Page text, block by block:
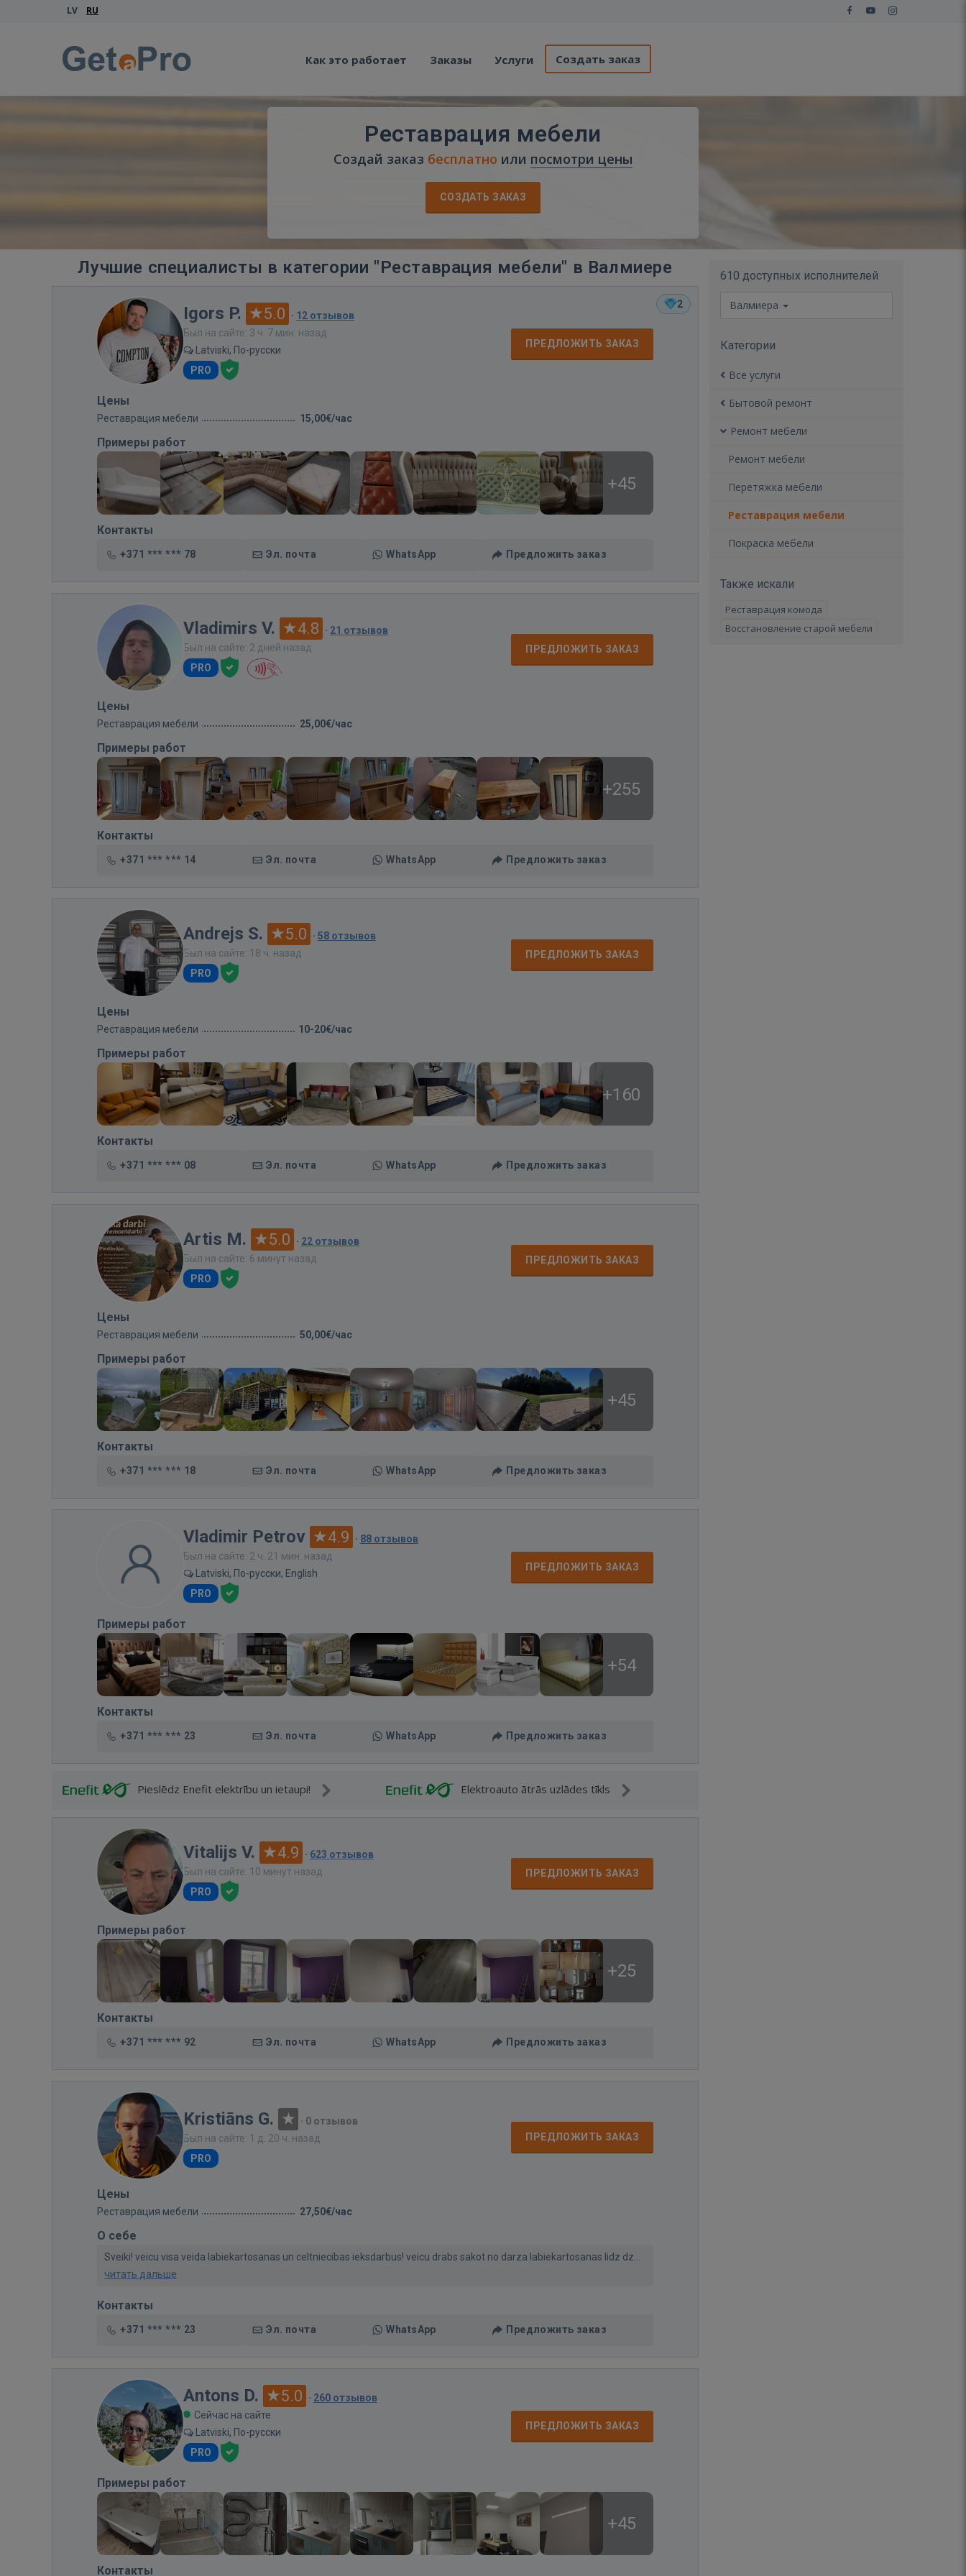
LV RU
Как это работает Заказы Услуги Создать заказ
Реставрация мебели
Создай заказ бесплатно или посмотри цены
СОЗДАТЬ ЗАКАЗ
Лучшие специалисты в категории "Реставрация мебели" в Валмиере
2
Igors P. 5.0 · 12 отзывов
Был на сайте: 3 ч. 7 мин. назад
Latviski, По-русски
PRO
ПРЕДЛОЖИТЬ ЗАКАЗ
Цены
Реставрация мебели 15,00€/час
Примеры работ
+45
Контакты
+371 *** *** 78 Эл. почта WhatsApp Предложить заказ
Vladimirs V. 4.8 · 21 отзывов
Был на сайте: 2 дней назад
PRO
ПРЕДЛОЖИТЬ ЗАКАЗ
Цены
Реставрация мебели 25,00€/час
Примеры работ
+255
Контакты
+371 *** *** 14 Эл. почта WhatsApp Предложить заказ
Andrejs S. 5.0 · 58 отзывов
Был на сайте: 18 ч. назад
PRO
ПРЕДЛОЖИТЬ ЗАКАЗ
Цены
Реставрация мебели 10-20€/час
Примеры работ
+160
Контакты
+371 *** *** 08 Эл. почта WhatsApp Предложить заказ
Artis M. 5.0 · 22 отзывов
Был на сайте: 6 минут назад
PRO
ПРЕДЛОЖИТЬ ЗАКАЗ
Цены
Реставрация мебели 50,00€/час
Примеры работ
+45
Контакты
+371 *** *** 18 Эл. почта WhatsApp Предложить заказ
Vladimir Petrov 4.9 · 88 отзывов
Был на сайте: 2 ч. 21 мин. назад
Latviski, По-русски, English
PRO
ПРЕДЛОЖИТЬ ЗАКАЗ
Примеры работ
+54
Контакты
+371 *** *** 23 Эл. почта WhatsApp Предложить заказ
Pieslēdz Enefit elektrību un ietaupi! Elektroauto ātrās uzlādes tīkls
Vitalijs V. 4.9 · 623 отзывов
Был на сайте: 10 минут назад
PRO
ПРЕДЛОЖИТЬ ЗАКАЗ
Примеры работ
+25
Контакты
+371 *** *** 92 Эл. почта WhatsApp Предложить заказ
Kristiāns G. · 0 отзывов
Был на сайте: 1 д. 20 ч. назад
PRO
ПРЕДЛОЖИТЬ ЗАКАЗ
Цены
Реставрация мебели 27,50€/час
О себе
Sveiki! veicu visa veida labiekartosanas un celtniecibas ieksdarbus! veicu drabs sakot no darza labiekartosanas lidz dz...
читать дальше
Контакты
+371 *** *** 23 Эл. почта WhatsApp Предложить заказ
Antons D. 5.0 · 260 отзывов
Сейчас на сайте
Latviski, По-русски
PRO
ПРЕДЛОЖИТЬ ЗАКАЗ
Примеры работ
+45
Контакты
610 доступных исполнителей
Валмиера
Категории
Все услуги
Бытовой ремонт
Ремонт мебели
Ремонт мебели
Перетяжка мебели
Реставрация мебели
Покраска мебели
Также искали
Реставрация комода
Восстановление старой мебели